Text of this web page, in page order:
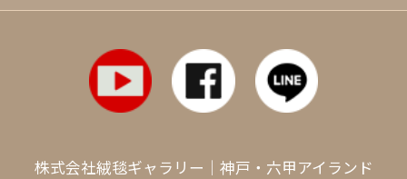
株式会社絨毯ギャラリー｜神戸・六甲アイランド